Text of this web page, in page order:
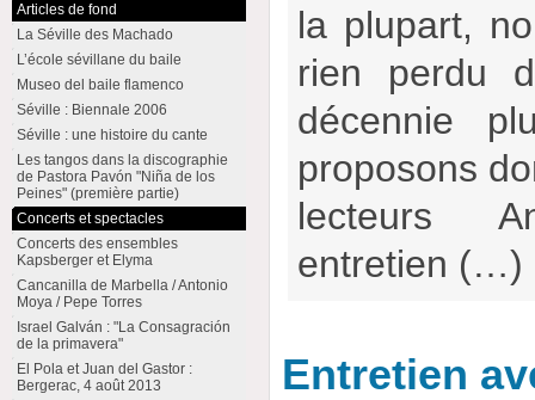
la plupart,
rien perdu
décennie
proposons
lecteurs
entretien (…)
Entretien
Articles de fond
La Séville des Machado
L’école sévillane du baile
Museo del baile flamenco
Séville : Biennale 2006
Séville : une histoire du cante
Les tangos dans la discographie
de Pastora Pavón "Niña de los
Peines" (première partie)
Concerts et spectacles
Concerts des ensembles
Kapsberger et Elyma
Cancanilla de Marbella / Antonio
Moya / Pepe Torres
Israel Galván : "La Consagración
de la primavera"
El Pola et Juan del Gastor :
Bergerac, 4 août 2013